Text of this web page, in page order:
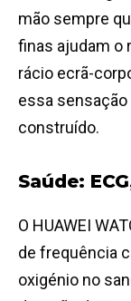
mão sempre
finas ajudam o
rácio ecrã-
essa
construído.
Saúde:
O HUAWEI
de frequência
oxigénio no